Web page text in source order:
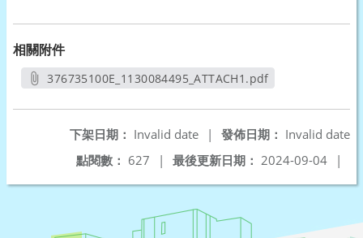
相關附件
376735100E_1130084495_ATTACH1.pdf
發佈日期： Invalid date
下架日期： Invalid date
|
最後更新日期： 2024-09-04 |
點閱數： 627 |